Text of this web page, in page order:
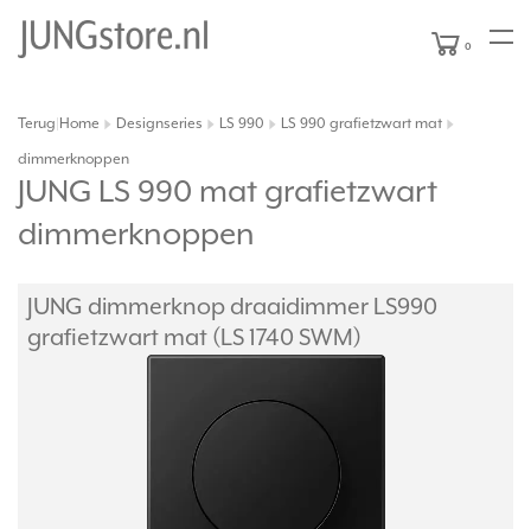
0
Terug Home Designseries LS 990
LS 990 grafietzwart mat
dimmerknoppen
JUNG LS 990 mat grafietzwart
dimmerknoppen
JUNG dimmerknop draaidimmer LS990
grafietzwart mat (LS 1740 SWM)